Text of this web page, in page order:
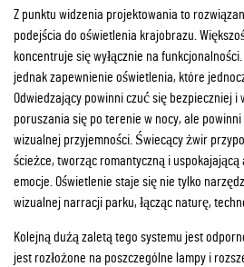
Z punktu widzenia projektowania to
podejścia do oświetlenia krajobrazu.
koncentruje się wyłącznie na
jednak zapewnienie oświetlenia, które
Odwiedzający powinni czuć się bezpieczniej i
poruszania się po terenie w nocy, ale
wizualnej przyjemności. Świecący żwir
ścieżce, tworząc romantyczną i
emocje. Oświetlenie staje się nie tylko
wizualnej narracji parku, łącząc naturę,
Kolejną dużą zaletą tego systemu jest
jest rozłożone na poszczególne lampy i